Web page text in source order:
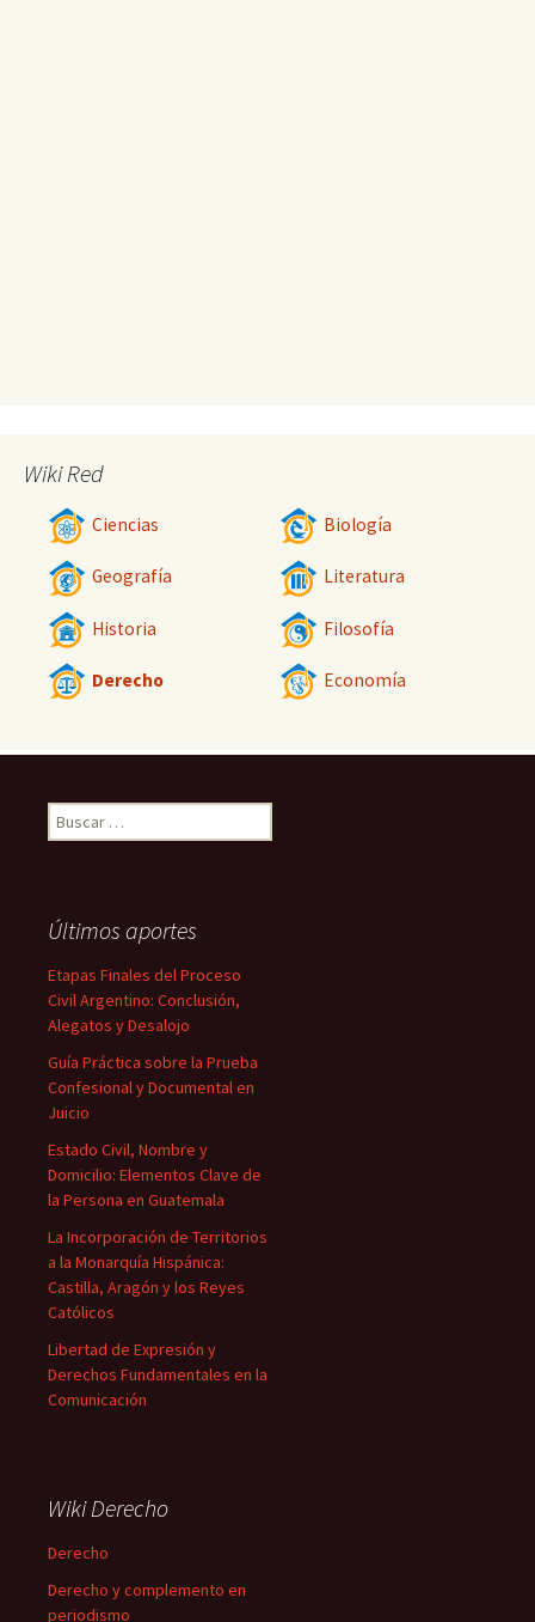
Wiki Red
Ciencias Biología
Geografía Literatura
Historia Filosofía
Derecho Economía
Buscar:
Últimos aportes
Etapas Finales del Proceso
Civil Argentino: Conclusión,
Alegatos y Desalojo
Guía Práctica sobre la Prueba
Confesional y Documental en
Juicio
Estado Civil, Nombre y
Domicilio: Elementos Clave de
la Persona en Guatemala
La Incorporación de Territorios
a la Monarquía Hispánica:
Castilla, Aragón y los Reyes
Católicos
Libertad de Expresión y
Derechos Fundamentales en la
Comunicación
Wiki Derecho
Derecho
Derecho y complemento en
periodismo